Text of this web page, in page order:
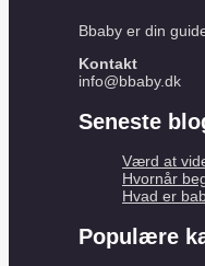
Bbaby er din
Kontakt
info@bbaby.dk
Seneste
Værd at
Hvornår
Hvad er
Populære